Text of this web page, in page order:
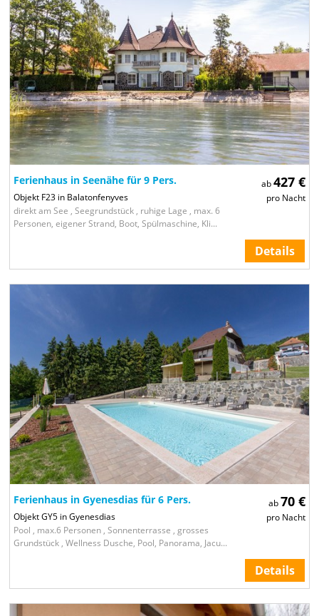
ab427 €
pro Nacht
Ferienhaus in Seenähe für 9 Pers.
Objekt F23 in Balatonfenyves
direkt am See , Seegrundstück , ruhige Lage , max. 6
Personen, eigener Strand, Boot, Spülmaschine, Kli...
Details
ab70 €
pro Nacht
Ferienhaus in Gyenesdias für 6 Pers.
Objekt GY5 in Gyenesdias
Pool , max.6 Personen , Sonnenterrasse , grosses
Grundstück , Wellness Dusche, Pool, Panorama, Jacu...
Details